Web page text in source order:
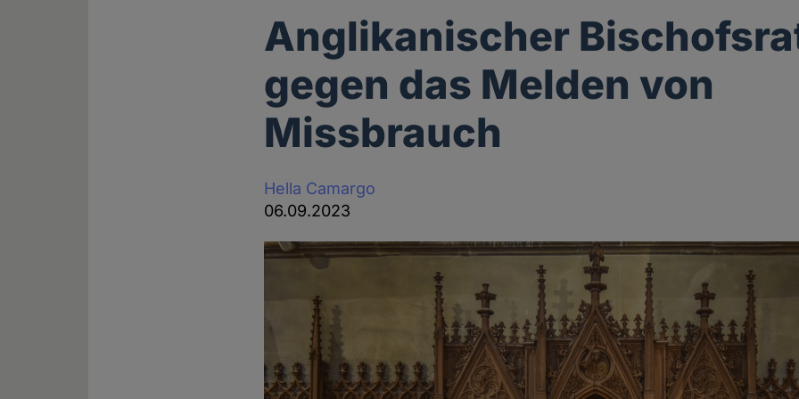
Anglikanischer
gegen das Melden von
Missbrauch
Hella Camargo
06.09.2023